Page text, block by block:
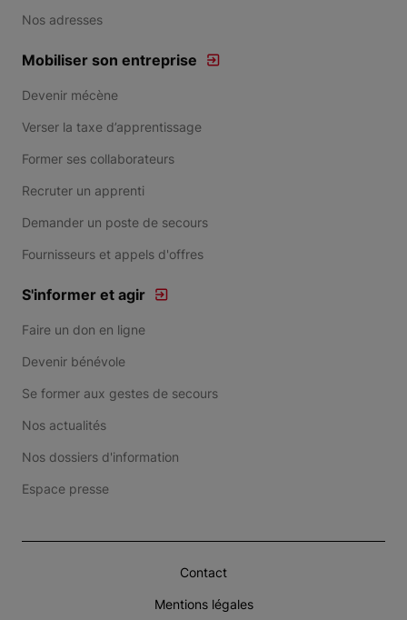
Nos adresses
Mobiliser son entreprise
Devenir mécène
Verser la taxe d’apprentissage
Former ses collaborateurs
Recruter un apprenti
Demander un poste de secours
Fournisseurs et appels d'offres
S'informer et agir
Faire un don en ligne
Devenir bénévole
Se former aux gestes de secours
Nos actualités
Nos dossiers d'information
Espace presse
Contact
Mentions légales